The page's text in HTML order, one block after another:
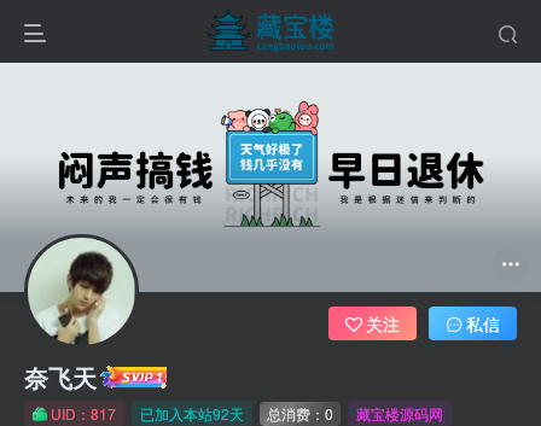
奈飞天
UID：817 已加入本站92天 总消费：0 藏宝楼源码网
关注 私信